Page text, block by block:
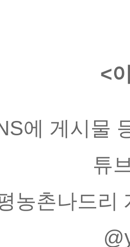
<
에 게시물
튜
농촌나드리